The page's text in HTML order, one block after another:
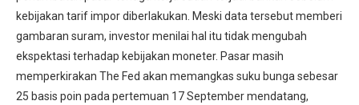
kebijakan tarif impor diberlakukan. Meski data tersebut memberi
gambaran suram, investor menilai hal itu tidak mengubah
ekspektasi terhadap kebijakan moneter. Pasar masih
memperkirakan The Fed akan memangkas suku bunga sebesar
25 basis poin pada pertemuan 17 September mendatang,